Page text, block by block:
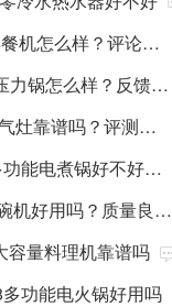
九阳S-TLINE家用早餐机怎么样？评论反馈如何
九阳Y-50IHA3智能压力锅怎么样？反馈口碑很好吗
苏泊尔s16嵌入式燃气灶靠谱吗？评测反馈如何
苏泊尔H24YK611多功能电煮锅好不好？反馈口碑很好吗
方太NT01嵌入式洗碗机好用吗？质量良心吗
容量料理机靠谱吗
功能电火锅好用吗